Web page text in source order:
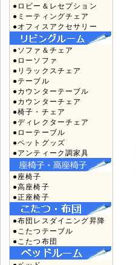
●ロビー＆レセプション
●ミーティングチェア
●オフィスアクセサリー
●ソファ＆チェア
●ローソファ
●リラックスチェア
●テーブル
●カウンターテーブル
●カウンターチェア
●椅子・チェア
●ディレクターチェア
●ローテーブル
●ペットグッズ
●アンティーク調家具
●座椅子
●高座椅子
●正座椅子
●布団レスダイニング昇降
●こたつテーブル
●こたつ布団